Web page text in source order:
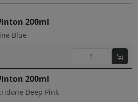
200ml
Blue
200ml
Deep Pink